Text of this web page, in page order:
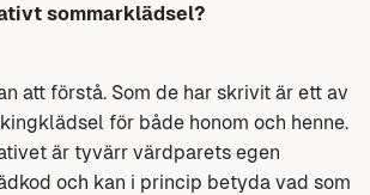
sommarklädsel?
att förstå. Som de har skrivit är ett av
för både honom och henne.
är tyvärr värdparets egen
och kan i princip betyda vad som